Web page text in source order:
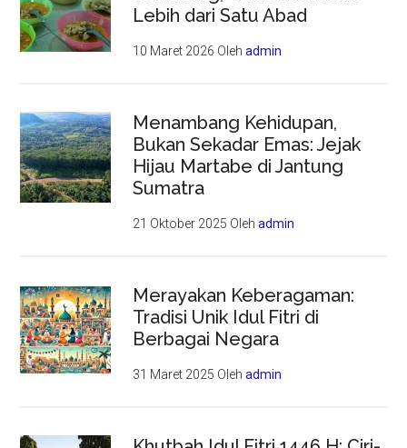
Lebih dari Satu Abad
10 Maret 2026 Olehadmin
Menambang Kehidupan,
Bukan Sekadar Emas: Jejak
Hijau Martabe di Jantung
Sumatra
21 Oktober 2025 Olehadmin
Merayakan Keberagaman:
Tradisi Unik Idul Fitri di
Berbagai Negara
31 Maret 2025 Olehadmin